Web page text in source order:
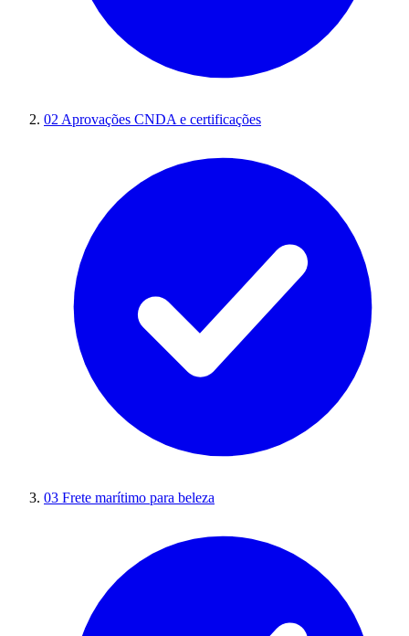
02 Aprovações CNDA e certificações
03 Frete marítimo para beleza